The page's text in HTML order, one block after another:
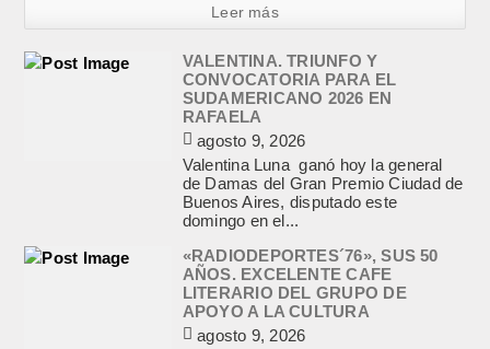
Leer más
VALENTINA. TRIUNFO Y
CONVOCATORIA PARA EL
SUDAMERICANO 2026 EN
RAFAELA
agosto 9, 2026
Valentina Luna ganó hoy la general
de Damas del Gran Premio Ciudad de
Buenos Aires, disputado este
domingo en el...
«RADIODEPORTES´76», SUS 50
AÑOS. EXCELENTE CAFE
LITERARIO DEL GRUPO DE
APOYO A LA CULTURA
agosto 9, 2026